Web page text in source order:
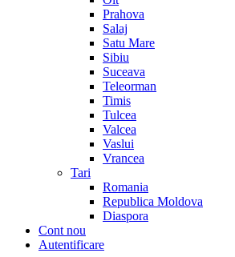
Prahova
Salaj
Satu Mare
Sibiu
Suceava
Teleorman
Timis
Tulcea
Valcea
Vaslui
Vrancea
Tari
Romania
Republica Moldova
Diaspora
Cont nou
Autentificare